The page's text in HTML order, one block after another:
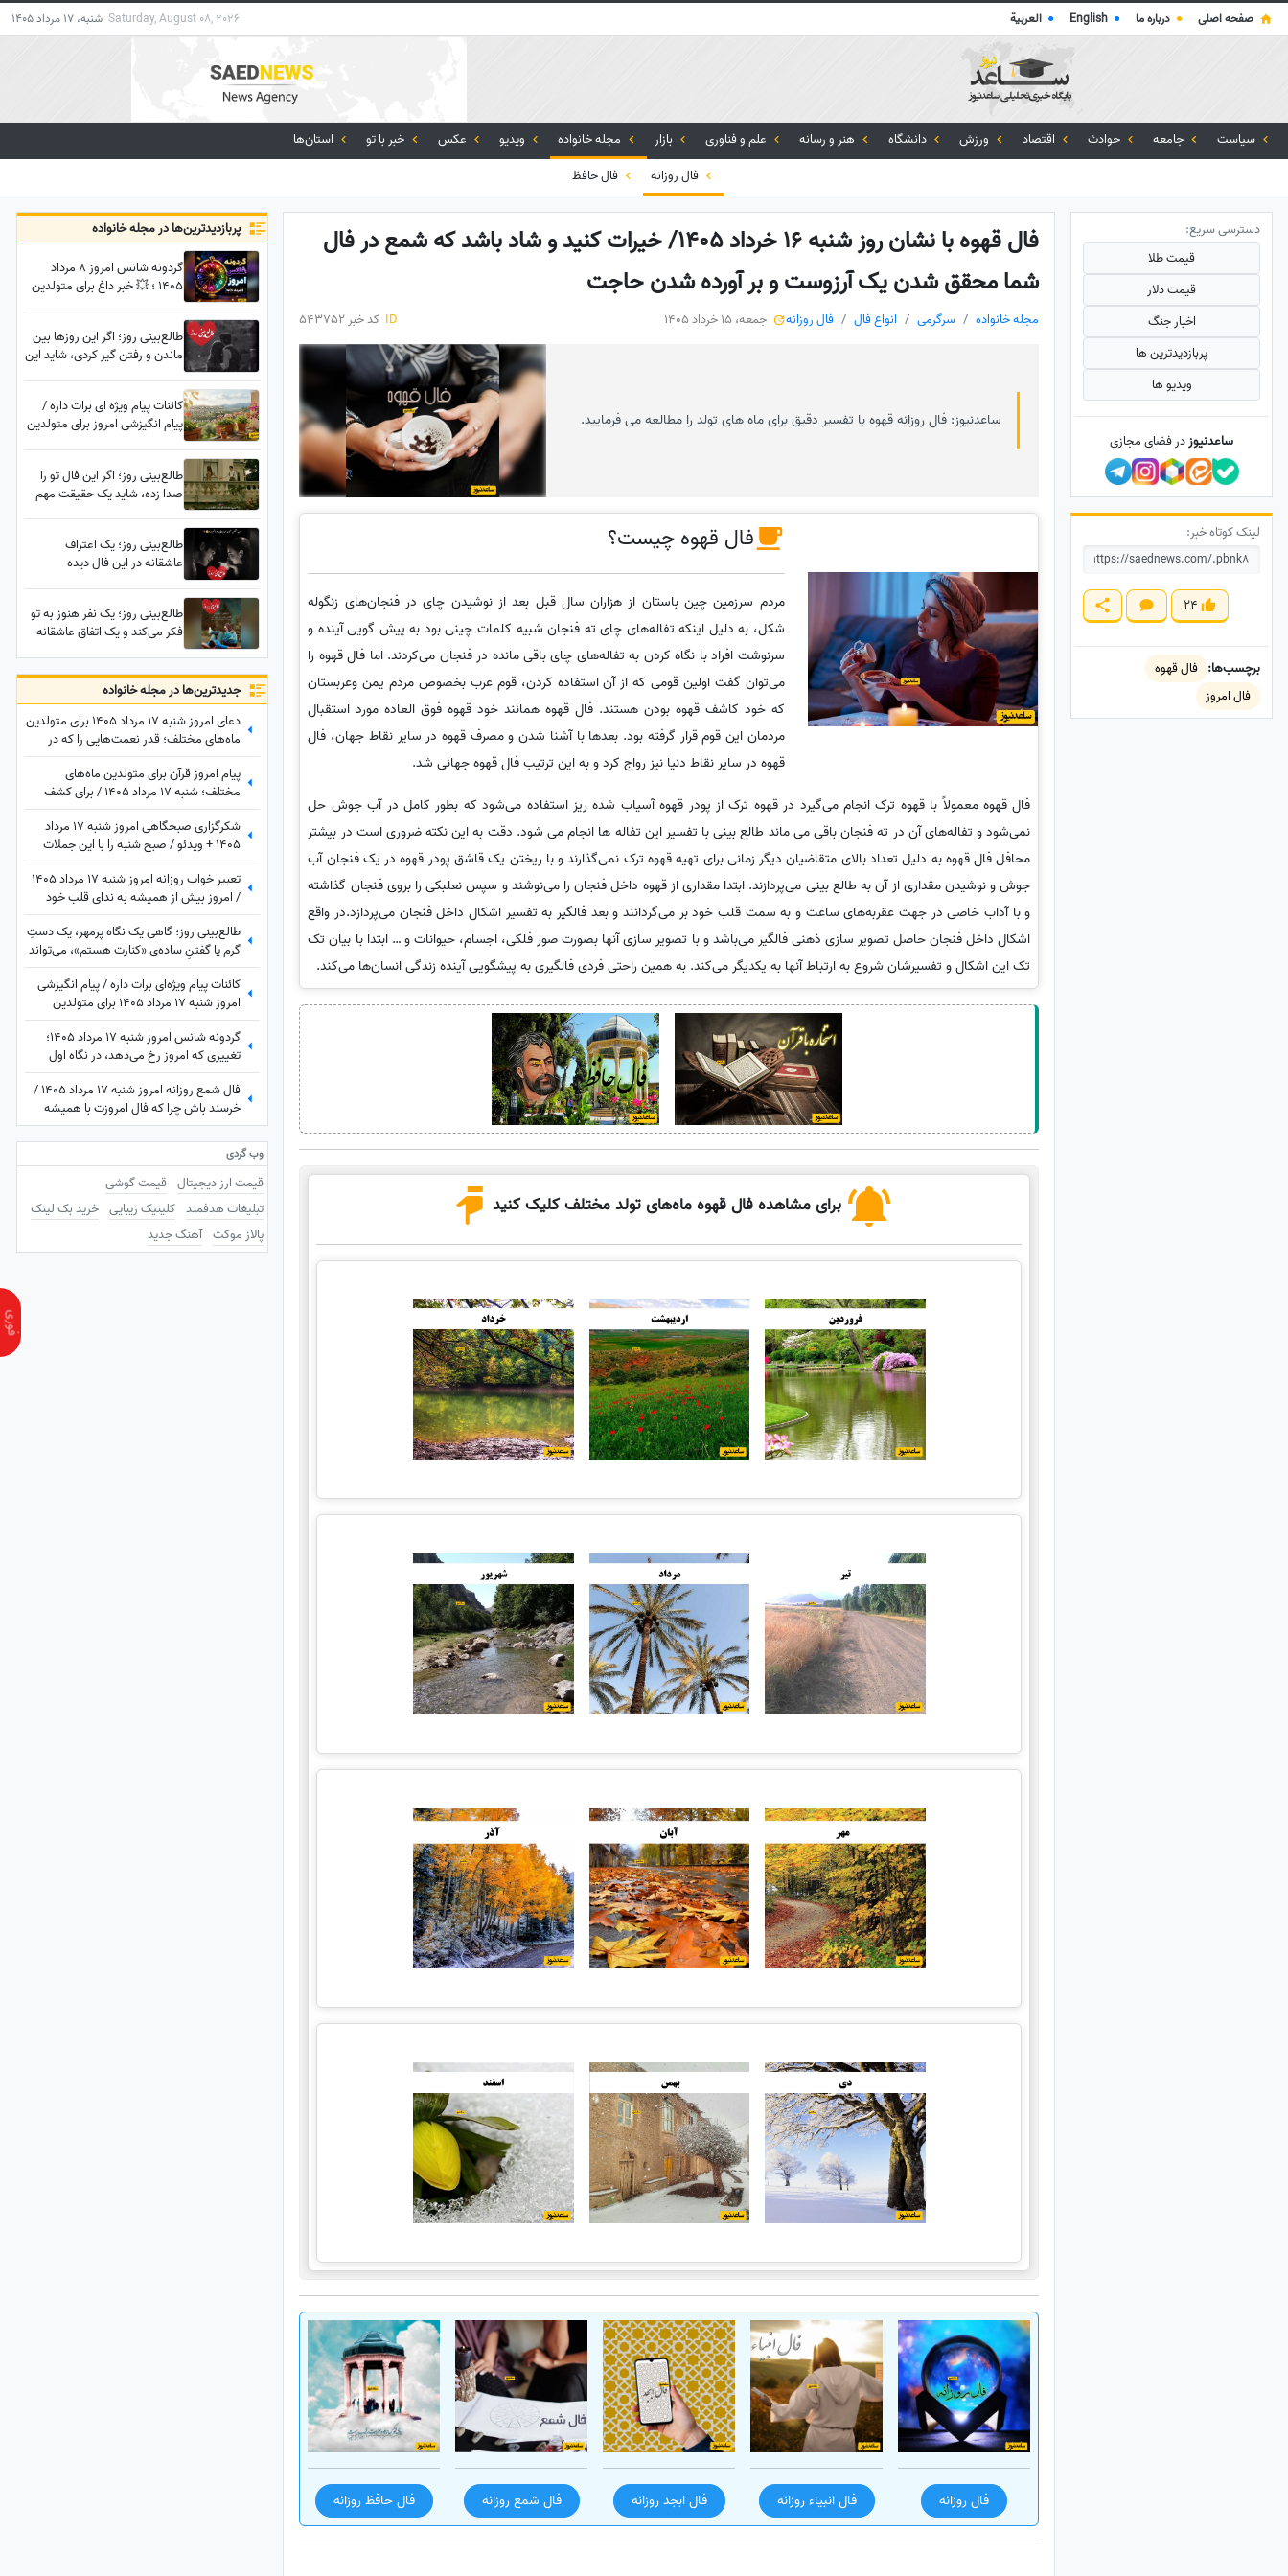
صفحه اصلی ● درباره ما ●
English
● العربية Saturday, August 08, 2026 شنبه، 17 مرداد 1405
سیاست جامعه حوادث اقتصاد ورزش دانشگاه هنر و رسانه علم و فناوری بازار مجله خانواده ویدیو عکس خبر با تو
استان‌ها
فال روزانه
فال حافظ
فال قهوه با نشان روز شنبه 16 خرداد 1405/ خیرات کنید و شاد باشد که شمع در فال
شما محقق شدن یک آرزوست و بر آورده شدن حاجت
مجله خانواده سرگرمی انواع فال فال روزانه جمعه، 15 خرداد 1405 ID کد خبر 543752
ساعدنیوز: فال روزانه قهوه با تفسیر دقیق برای ماه های تولد را مطالعه می فرمایید.
فال قهوه چیست؟
مردم سرزمین چین باستان از هزاران سال قبل بعد از نوشیدن چای در فنجان‌های زنگوله
شکل، به دلیل اینکه تفاله‌های چای ته فنجان شبیه کلمات چینی بود به پیش گویی آینده و
سرنوشت افراد با نگاه کردن به تفاله‌های چای باقی مانده در فنجان می‌کردند. اما فال قهوه را
می‌توان گفت اولین قومی که از آن استفاده کردن، قوم عرب بخصوص مردم یمن وعربستان
که خود کاشف قهوه بودن هستند. فال قهوه همانند خود قهوه فوق العاده مورد استقبال
مردمان این قوم قرار گرفته بود. بعدها با آشنا شدن و مصرف قهوه در سایر نقاط جهان، فال
قهوه در سایر نقاط دنیا نیز رواج کرد و به این ترتیب فال قهوه جهانی شد.
فال قهوه معمولاً با قهوه ترک انجام می‌گیرد در قهوه ترک از پودر قهوه آسیاب شده ریز استفاده می‌شود که بطور کامل در آب جوش حل
نمی‌شود و تفاله‌های آن در ته فنجان باقی می ماند طالع بینی با تفسیر این تفاله ها انجام می شود. دقت به این نکته ضروری است در بیشتر
محافل فال قهوه به دلیل تعداد بالای متقاضیان دیگر زمانی برای تهیه قهوه ترک نمی‌گذارند و با ریختن یک قاشق پودر قهوه در یک فنجان آب
جوش و نوشیدن مقداری از آن به طالع بینی می‌پردازند. ابتدا مقداری از قهوه داخل فنجان را می‌نوشند و سپس نعلبکی را بروی فنجان گذاشته
و با آداب خاصی در جهت عقربه‌های ساعت و به سمت قلب خود بر می‌گردانند و بعد فالگیر به تفسیر اشکال داخل فنجان می‌پردازد.در واقع
اشکال داخل فنجان حاصل تصویر سازی ذهنی فالگیر می‌باشد و با تصویر سازی آنها بصورت صور فلکی، اجسام، حیوانات و … ابتدا با بیان تک
تک این اشکال و تفسیرشان شروع به ارتباط آنها به یکدیگر می‌کند. به همین راحتی فردی فالگیری به پیشگویی آینده زندگی انسان‌ها می‌کند.
برای مشاهده فال قهوه ماه‌های تولد مختلف کلیک کنید
فال روزانه فال انبیاء روزانه فال ابجد روزانه فال شمع روزانه فال حافظ روزانه
پربازدید‌ترین‌ها در مجله خانواده
گردونه شانس امروز 8 مرداد
1405 ؛ 💥 خبر داغ برای متولدین
طالع‌بینی روز؛ اگر این روزها بین
ماندن و رفتن گیر کردی، شاید این
چیزی پنهان شده؟
کائنات پیام ویژه ای برات داره /
پیام انگیزشی امروز برای متولدین
شروع یک روز عالی / پیام
انگیزشی امروز جمعه 9 مرداد
1405 + ویدئو
طالع‌بینی روز؛ اگر این فال تو را
صدا زده، شاید یک حقیقت مهم
فراموش کند
طالع‌بینی روز؛ یک اعتراف
عاشقانه در این فال دیده
گفتنش پیدا نکرده...
طالع‌بینی روز؛ یک نفر هنوز به تو
فکر می‌کند و یک اتفاق عاشقانه
دهد / جمعه 26 تیر 1405
جدید‌ترین‌ها در مجله خانواده
دعای امروز شنبه 17 مرداد 1405 برای متولدین
ماه‌های مختلف؛ قدر نعمت‌هایی را که در
زندگی‌ات داری بدان؛ گاهی بزرگ‌ترین
داشته‌ها، همان چیزهایی هستند که به آن‌ها
عادت کرده‌ایم.
پیام امروز قرآن برای متولدین ماه‌های
مختلف؛ شنبه 17 مرداد 1405 / برای کشف
آرامش و خوشبختی به آغوش خدا برویم
شکرگزاری صبحگاهی امروز شنبه 17 مرداد
1405 + ویدئو / صبح شنبه را با این جملات
شکرگزاری آغاز کن؛ شاید امروز بهترین خبر در
انتظارت باشد
تعبیر خواب روزانه امروز شنبه 17 مرداد 1405
/ امروز بیش از همیشه به ندای قلب خود
توجه کنید؛ پاسخ بسیاری از تردیدها را خواهید
یافت
طالع‌بینی روز؛ گاهی یک نگاه پرمهر، یک دستِ
گرم یا گفتنِ ساده‌ی «کنارت هستم»، می‌تواند
قلبی را برای همیشه آرام کند ... / شنبه 17
مرداد 1405
کائنات پیام ویژه‌ای برات داره / پیام انگیزشی
امروز شنبه 17 مرداد 1405 برای متولدین
فروردین تا اسفند: امروز با حفظ تمرکز و
پشتکار، یک گام دیگر به خواسته‌هایتان نزدیک
می‌شوید + ویدئو
گردونه شانس امروز شنبه 17 مرداد 1405؛
تغییری که امروز رخ می‌دهد، در نگاه اول
غیرمنتظره است اما ...
فال شمع روزانه امروز شنبه 17 مرداد 1405 /
خرسند باش چرا که فال امروزت با همیشه
فرق داره، تغییر بزرگی در راهه، ثروت، عشق یا
سفر
وب گردی
قیمت ارز دیجیتال قیمت گوشی
تبلیغات هدفمند کلینیک زیبایی خرید بک لینک
پالاز موکت آهنگ جدید
دسترسی سریع:
قیمت طلا
قیمت دلار
اخبار جنگ
پربازدید‌ترین ها
ویدیو ها
ساعدنیوزدر فضای مجازی
لینک کوتاه خبر:
24
برچسب‌ها: فال قهوه
فال امروز